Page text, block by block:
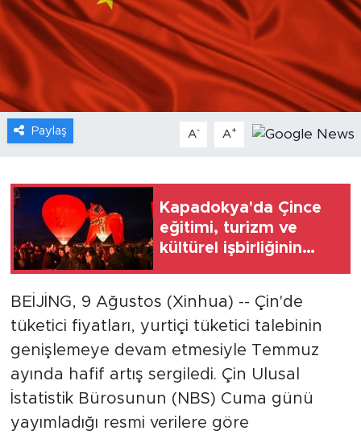
Paylaş A- A+
Kapadokya'da Çince
eğitimi, turizm ve
kültürel işbirliğinin
BEİJİNG, 9 Ağustos (Xinhua) -- Çin'de
tüketici fiyatları, yurtiçi tüketici talebinin
genişlemeye devam etmesiyle Temmuz
ayında hafif artış sergiledi. Çin Ulusal
İstatistik Bürosunun (NBS) Cuma günü
yayımladığı resmi verilere göre
Gündem
Video
Sağlık
Xinhua
Xinhua Türkiye
Seyahat